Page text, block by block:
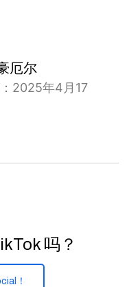
厄尔
2025年4月17
吗？
！